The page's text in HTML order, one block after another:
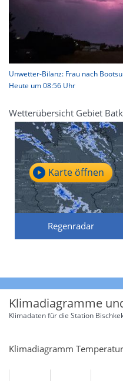
Unwetter-Bilanz: Frau nach
Heute um 08:56 Uhr
Wetterübersicht Gebiet
Regenradar
Karte öffnen
Klimadiagramme
Klimadaten für die Station
Klimadiagramm Temperatur